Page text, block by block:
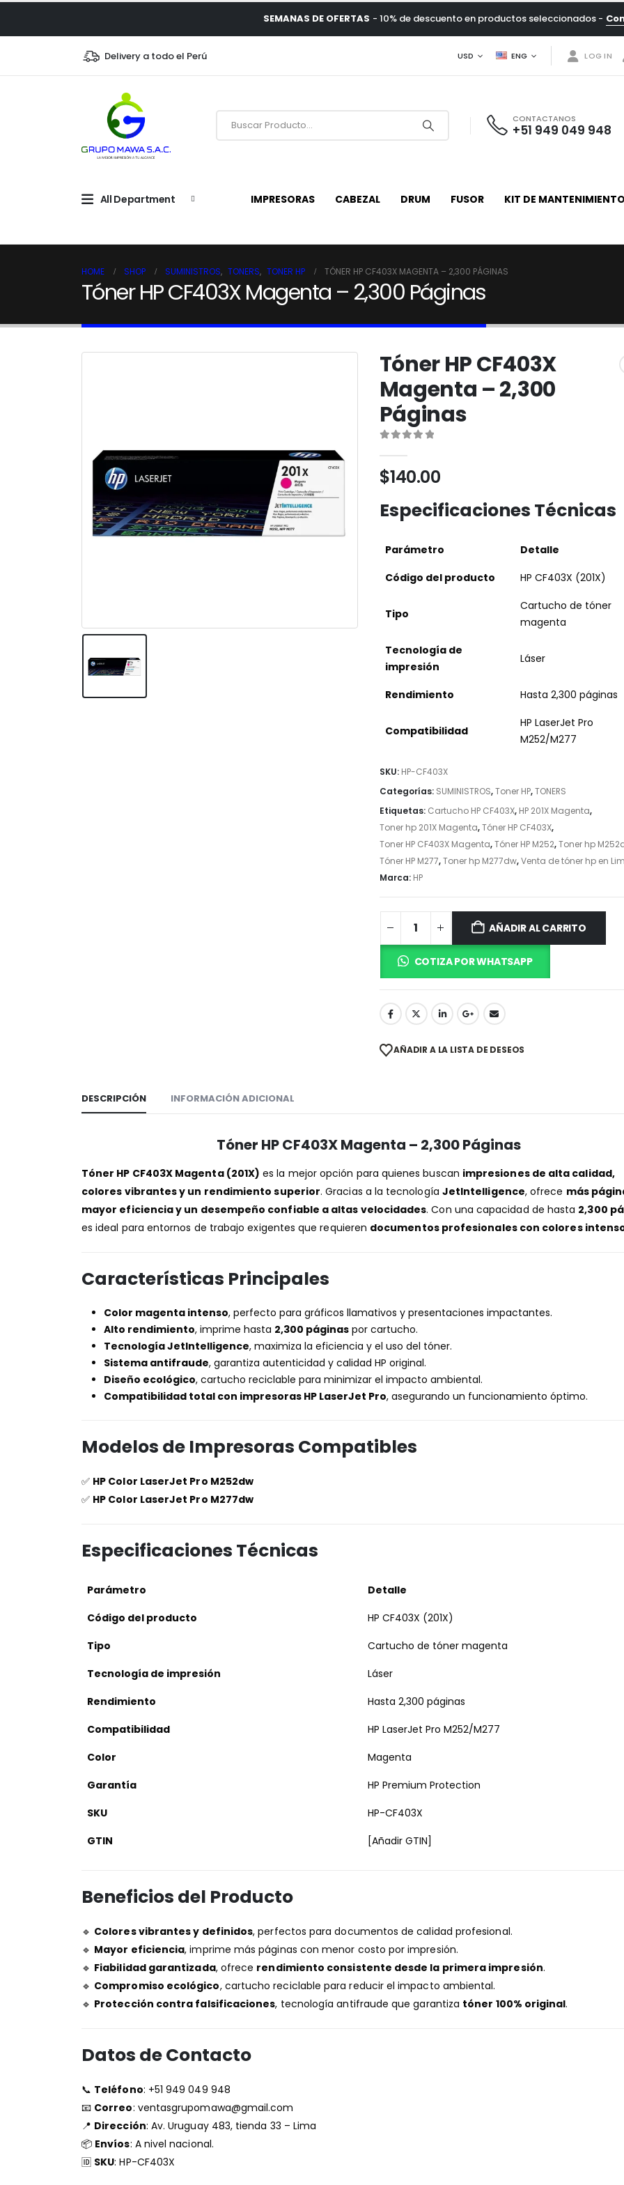
SEMANAS DE OFERTAS - 10% de descuento en productos seleccionados -
Delivery a todo el Perú USD ENG LOG IN
CONTACTANOS
+51 949 049 948
All Department IMPRESORAS CABEZAL DRUM FUSOR KIT DE MANTENIMIENTO
HOME SHOP SUMINISTROS, TONERS, TONER HP TÓNER HP CF403X MAGENTA – 2,300 PÁGINAS
Tóner HP CF403X Magenta – 2,300 Páginas
Tóner HP CF403X
Magenta – 2,300
Páginas
$140.00
Especificaciones Técnicas
Parámetro
Detalle
Código del producto
HP CF403X (201X)
Tipo
Cartucho de tóner
magenta
Tecnología de
impresión
Láser
Rendimiento Hasta 2,300 páginas
Compatibilidad
HP LaserJet Pro
M252/M277
SKU: HP-CF403X
Categorías: SUMINISTROS,Toner HP,TONERS
Etiquetas: Cartucho HP CF403X, HP 201X Magenta,
Toner hp 201X Magenta,Tóner HP CF403X,
Toner HP CF403X Magenta,Tóner HP M252,Toner hp
Tóner HP M277,Toner hp M277dw,Venta de tóner hp en
Marca: HP
AÑADIR AL CARRITO
COTIZA POR WHATSAPP
AÑADIR A LA LISTA DE DESEOS
DESCRIPCIÓN INFORMACIÓN ADICIONAL
Tóner HP CF403X Magenta – 2,300 Páginas
Tóner HP CF403X Magenta (201X) es la mejor opción para quienes buscan impresiones de alta calidad,
colores vibrantes y un rendimiento superior. Gracias a la tecnología JetIntelligence, ofrece más
mayor eficiencia y un desempeño confiable a altas velocidades. Con una capacidad de hasta 2,300
es ideal para entornos de trabajo exigentes que requieren documentos profesionales con colores
Características Principales
Color magenta intenso, perfecto para gráficos llamativos y presentaciones impactantes.
Alto rendimiento, imprime hasta 2,300 páginas por cartucho.
Tecnología JetIntelligence, maximiza la eficiencia y el uso del tóner.
Sistema antifraude, garantiza autenticidad y calidad HP original.
Diseño ecológico, cartucho reciclable para minimizar el impacto ambiental.
Compatibilidad total con impresoras HP LaserJet Pro, asegurando un funcionamiento óptimo.
Modelos de Impresoras Compatibles
✅ HP Color LaserJet Pro M252dw
✅ HP Color LaserJet Pro M277dw
Especificaciones Técnicas
Parámetro
Detalle
Código del producto
HP CF403X (201X)
Tipo
Cartucho de tóner magenta
Tecnología de impresión
Láser
Rendimiento
Hasta 2,300 páginas
Compatibilidad
HP LaserJet Pro M252/M277
Color
Magenta
Garantía
HP Premium Protection
SKU
HP-CF403X
GTIN
[Añadir GTIN]
Beneficios del Producto
🔹 Colores vibrantes y definidos, perfectos para documentos de calidad profesional.
🔹 Mayor eficiencia, imprime más páginas con menor costo por impresión.
🔹 Fiabilidad garantizada, ofrece rendimiento consistente desde la primera impresión.
🔹 Compromiso ecológico, cartucho reciclable para reducir el impacto ambiental.
🔹 Protección contra falsificaciones, tecnología antifraude que garantiza tóner 100% original.
Datos de Contacto
📞 Teléfono: +51 949 049 948
📧 Correo: ventasgrupomawa@gmail.com
📍 Dirección: Av. Uruguay 483, tienda 33 – Lima
📦 Envíos: A nivel nacional.
🆔 SKU: HP-CF403X